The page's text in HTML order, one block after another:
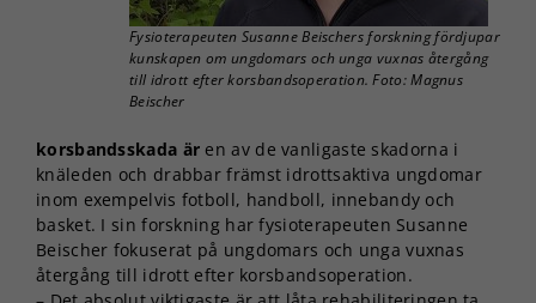
Fysioterapeuten Susanne Beischers forskning fördjupar
kunskapen om ungdomars och unga vuxnas återgång
till idrott efter korsbandsoperation. Foto: Magnus
Beischer
korsbandsskada är en av de vanligaste skadorna i
knäleden och drabbar främst idrottsaktiva ungdomar
inom exempelvis fotboll, handboll, innebandy och
basket. I sin forskning har fysioterapeuten Susanne
Beischer fokuserat på ungdomars och unga vuxnas
återgång till idrott efter korsbandsoperation.